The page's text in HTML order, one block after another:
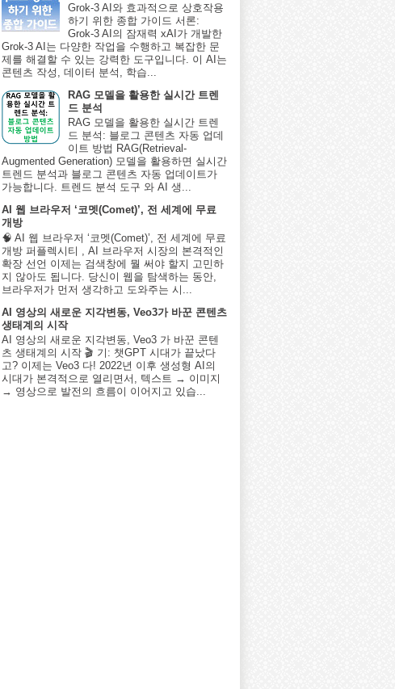
Grok-3 AI와 효과적으로 상호작용
하기 위한 종합 가이드 서론:
Grok-3 AI의 잠재력 xAI가 개발한
Grok-3 AI는 다양한 작업을 수행하고 복잡한 문
제를 해결할 수 있는 강력한 도구입니다. 이 AI는
콘텐츠 작성, 데이터 분석, 학습...
RAG 모델을 활용한 실시간 트렌
드 분석
RAG 모델을 활용한 실시간 트렌
드 분석: 블로그 콘텐츠 자동 업데
이트 방법 RAG(Retrieval-
Augmented Generation) 모델을 활용하면 실시간
트렌드 분석과 블로그 콘텐츠 자동 업데이트가
가능합니다. 트렌드 분석 도구 와 AI 생...
AI 웹 브라우저 ‘코멧(Comet)’, 전 세계에 무료
개방
🧠 AI 웹 브라우저 ‘코멧(Comet)’, 전 세계에 무료
개방 퍼플렉시티 , AI 브라우저 시장의 본격적인
확장 선언 이제는 검색창에 뭘 써야 할지 고민하
지 않아도 됩니다. 당신이 웹을 탐색하는 동안,
브라우저가 먼저 생각하고 도와주는 시...
AI 영상의 새로운 지각변동, Veo3가 바꾼 콘텐츠
생태계의 시작
AI 영상의 새로운 지각변동, Veo3 가 바꾼 콘텐
츠 생태계의 시작 🎬 기: 챗GPT 시대가 끝났다
고? 이제는 Veo3 다! 2022년 이후 생성형 AI의
시대가 본격적으로 열리면서, 텍스트 → 이미지
→ 영상으로 발전의 흐름이 이어지고 있습...